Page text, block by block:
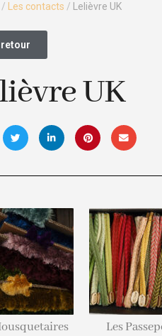
/ Les contacts / Lelièvre UK
retour
UK
Passepoils Zerlina